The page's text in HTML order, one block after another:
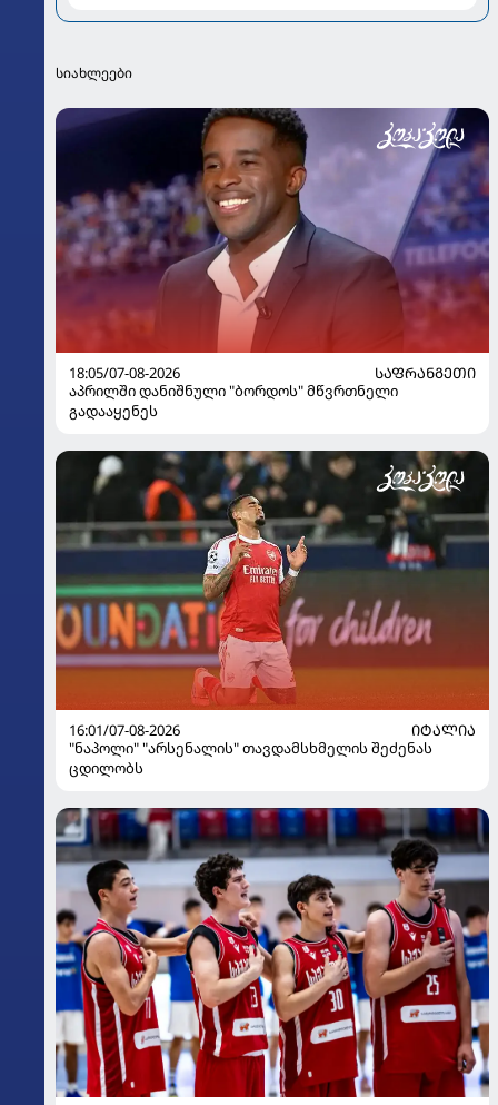
სიახლეები
18:05/07-08-2026
ᲡᲐᲤᲠᲐᲜᲒᲔᲗᲘ
აპრილში დანიშნული "ბორდოს" მწვრთნელი
გადააყენეს
16:01/07-08-2026
ᲘᲢᲐᲚᲘᲐ
"ნაპოლი" "არსენალის" თავდამსხმელის შეძენას
ცდილობს